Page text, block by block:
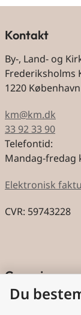
Kontakt
By-, Land- og
Frederiksholms
1220
km@km.dk
33 92 33 90
Telefontid:
Mandag-fredag
Elektronisk
CVR: 59743228
Genveje
Cookies
Du